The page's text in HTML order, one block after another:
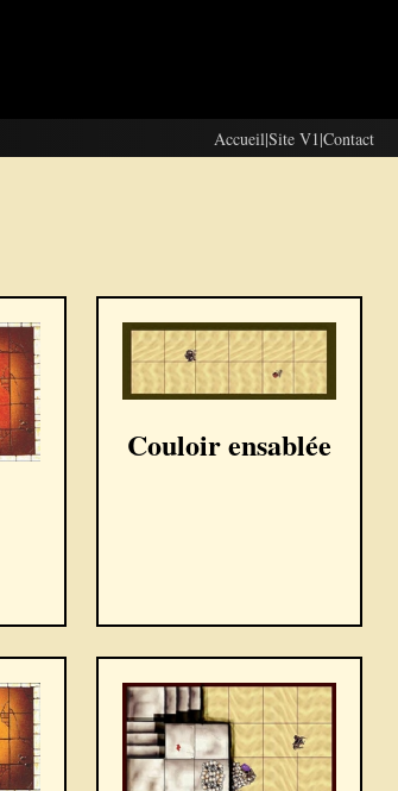
Accueil|Site V1|Contact
Couloir ensablée